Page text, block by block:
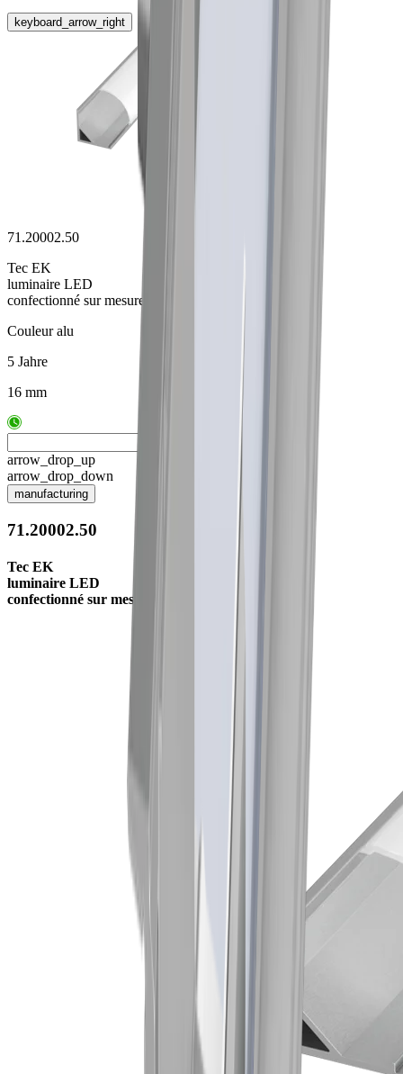
keyboard_arrow_right
71.20002.50
Tec EK
luminaire LED
confectionné sur mesure
Couleur alu
5 Jahre
16 mm
arrow_drop_up
arrow_drop_down
manufacturing
71.20002.50
Tec EK
luminaire LED
confectionné sur mesure